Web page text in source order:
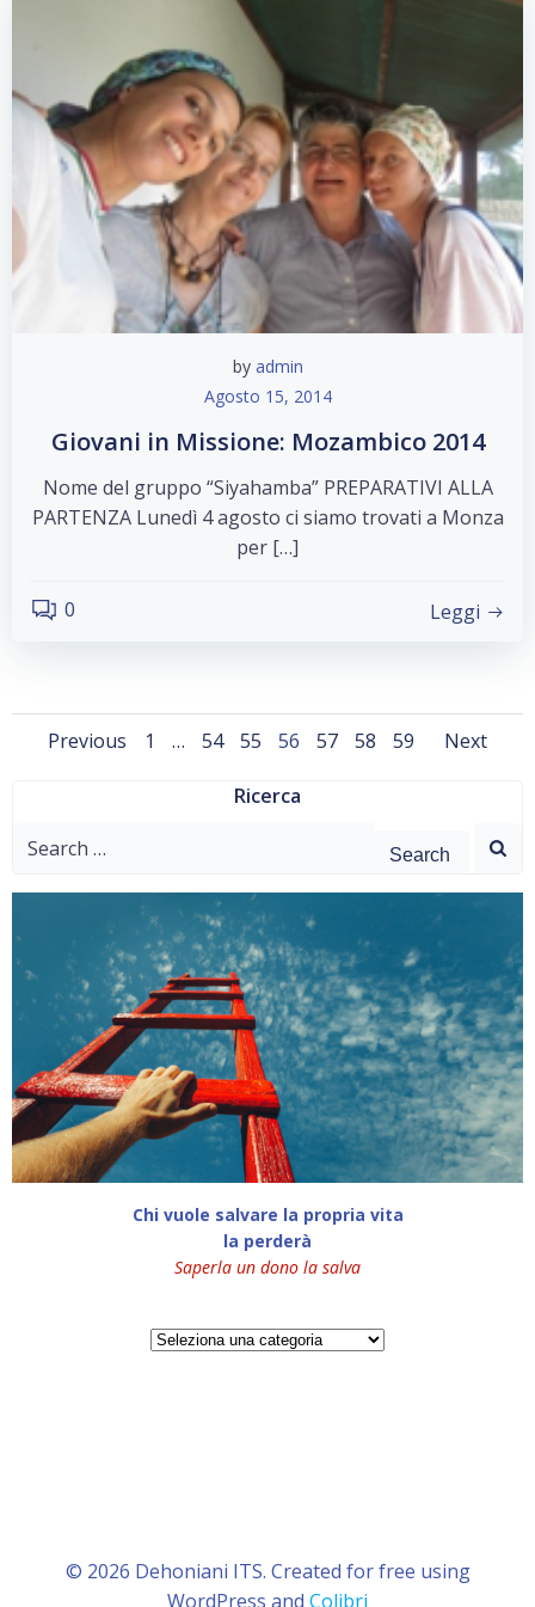
by admin
Agosto 15, 2014
Giovani in Missione: Mozambico 2014
Nome del gruppo “Siyahamba” PREPARATIVI ALLA
PARTENZA Lunedì 4 agosto ci siamo trovati a Monza
per […]
0 Leggi
Posts
navigation
Previous
Posts
navigation
Page
1 … Page
54 Page
55 Page
56 Page
57 Page
58 Page
59 Next
Ricerca
Search
Chi vuole salvare la propria vita
la perderà
Saperla un dono la salva
Categorie
© 2026 Dehoniani ITS. Created for free using
WordPress and Colibri